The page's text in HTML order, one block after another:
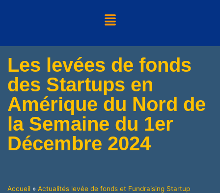
Les levées de fonds
des Startups en
Amérique du Nord de
la Semaine du 1er
Décembre 2024
Accueil » Actualités levée de fonds et Fundraising Startup